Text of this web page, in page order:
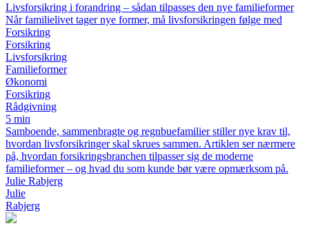
Livsforsikring i forandring – sådan tilpasses den nye familieformer
Når familielivet tager nye former, må livsforsikringen følge med
Forsikring
Forsikring
Livsforsikring
Familieformer
Økonomi
Forsikring
Rådgivning
5 min
Samboende, sammenbragte og regnbuefamilier stiller nye krav til,
hvordan livsforsikringer skal skrues sammen. Artiklen ser nærmere
på, hvordan forsikringsbranchen tilpasser sig de moderne
familieformer – og hvad du som kunde bør være opmærksom på.
Julie Rabjerg
Julie
Rabjerg